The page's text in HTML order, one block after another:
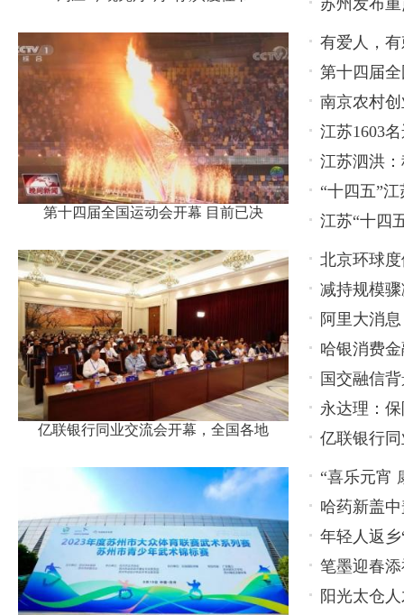
苏州发布
第十四届全国运动会开幕 目前已决
有爱人，
第十四届
南京农村
江苏1603
江苏泗洪
“十四五”
江苏“十四
亿联银行同业交流会开幕，全国各地
北京环球
更多惊喜
减持规模
持，还有
阿里大消
哈银消费
国交融信
永达理：
亿联银行
名代表
“喜乐元宵
哈药新盖
方
年轻人返
笔墨迎春
题活动
阳光太仓